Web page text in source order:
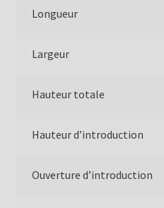
Longueur
Largeur
Hauteur totale
Hauteur d’introduction
Ouverture d’introduction